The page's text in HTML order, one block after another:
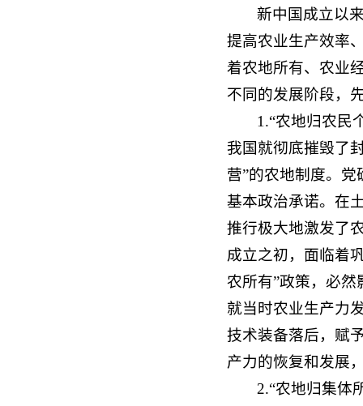
新中国成立以
提高农业生产效率
着农地所有、农业
不同的发展阶段，
1.“农地归农民
我国就彻底摧毁了
营”的农地制度。
基本政治承诺。在
推行极大地激发了
成立之初，面临着
农所有”政策，必
就当时农业生产力
技术装备落后，赋
产力的恢复和发展
2.“农地归集体